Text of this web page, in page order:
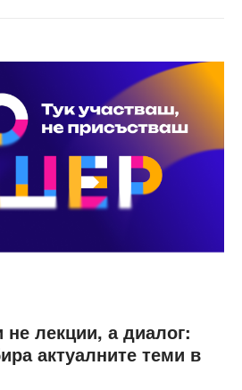
лекции, а диалог:
актуалните теми в